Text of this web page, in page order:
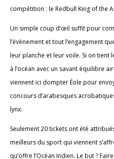
compétition : le Redbull King of the
Un simple coup d’œil suffit pour
l’évènement et tout l’engagement
leur planche et leur voile. Si on
à l’océan avec un savant équilibre
viennent ici dompter Éole pour
concours d’arabesques
lynx.
Seulement 20 tickets ont été
meilleurs du sport qui viennent
qu’offre l’Océan Indien. Le but ?